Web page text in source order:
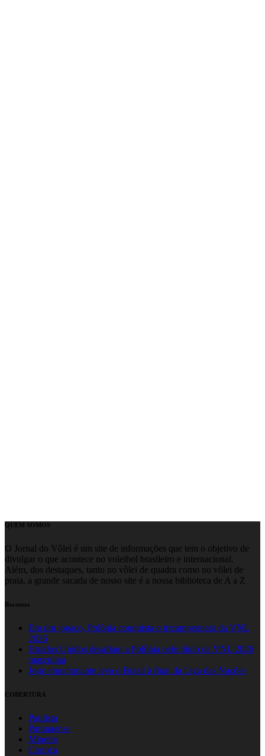
QUEM SOMOS
O Jornal do Vôlei é um site de informações que tem o objetivo de
divulgar o que acontece no voleibol brasileiro e internacional.
Além, dos destaques, tanto no vôlei de quadra como no vôlei de
praia, a grande sacada de nosso site é a nossa biblioteca de A a Z
Recentes
Em um jogaço, Polônia conquista o tricampeonato da VNL
2026
Estados Unidos desafiam a Polônia pelo título da VNL 2026
masculina
Jogo emocionante leva o Brasil à final da Liga das Nações
COBERTURA
Paulista
Paranaense
Mineiro
Carioca